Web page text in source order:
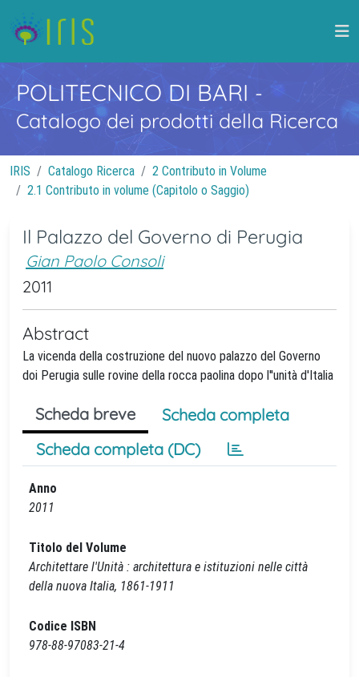
POLITECNICO DI BARI -
Catalogo dei prodotti della Ricerca
IRIS Catalogo Ricerca
2 Contributo in Volume
2.1 Contributo in volume (Capitolo o Saggio)
Il Palazzo del Governo di Perugia
Gian Paolo Consoli
2011
Abstract
La vicenda della costruzione del nuovo palazzo del Governo
doi Perugia sulle rovine della rocca paolina dopo l''unità d'Italia
Scheda breve
Scheda completa
Scheda completa (DC)
Anno
2011
Titolo del Volume
Architettare l'Unità : architettura e istituzioni nelle città
della nuova Italia, 1861-1911
Codice ISBN
978-88-97083-21-4